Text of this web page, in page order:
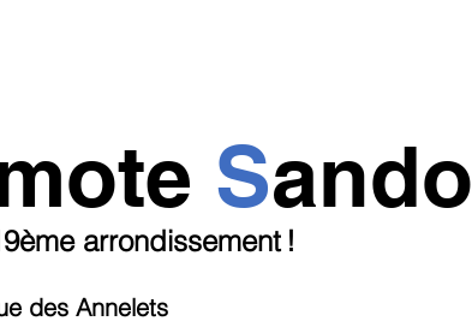
Sando
arrondissement !
des Annelets